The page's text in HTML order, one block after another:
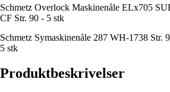
Schmetz Overlock Maskinenåle ELx705
CF Str. 90 - 5 stk
Schmetz Symaskinenåle 287 WH-1738 Str.
5 stk
Produktbeskrivelser